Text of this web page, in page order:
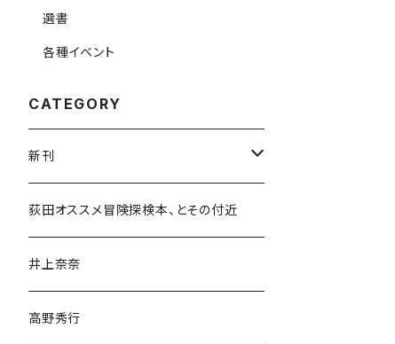
選書
各種イベント
CATEGORY
新刊
和書
文学・小説・物語
随筆・ノンフィクション・その他
荻田オススメ冒険探検本、とその付近
井上奈奈
高野秀行